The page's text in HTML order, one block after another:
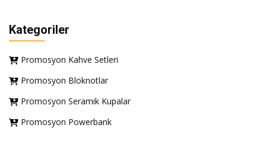
Kategoriler
Promosyon Kahve Setleri
Promosyon Bloknotlar
Promosyon Seramik Kupalar
Promosyon Powerbank